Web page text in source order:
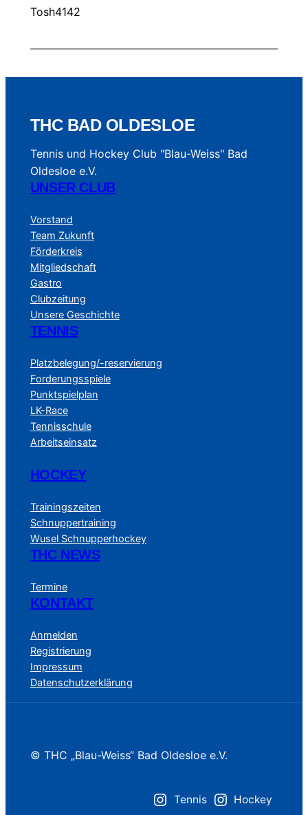
Tosh4142
THC BAD OLDESLOE
Tennis und Hockey Club "Blau-Weiss" Bad
Oldesloe e.V.
UNSER CLUB
Vorstand
Team Zukunft
Förderkreis
Mitgliedschaft
Gastro
Clubzeitung
Unsere Geschichte
TENNIS
Platzbelegung/-reservierung
Forderungsspiele
Punktspielplan
LK-Race
Tennisschule
Arbeitseinsatz
HOCKEY
Trainingszeiten
Schnuppertraining
Wusel Schnupperhockey
THC NEWS
Termine
KONTAKT
Anmelden
Registrierung
Impressum
Datenschutzerklärung
© THC „Blau-Weiss“ Bad Oldesloe e.V.
Tennis Hockey